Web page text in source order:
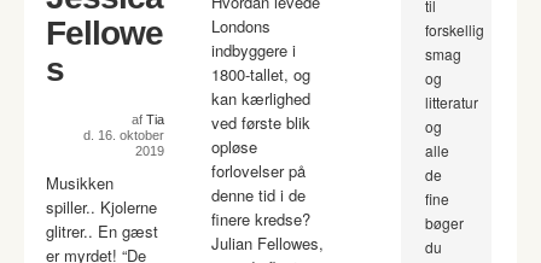
Fellowe
s
af Tia
d. 16. oktober
2019
Musikken
spiller.. Kjolerne
glitrer.. En gæst
er myrdet! “De
Londons
indbyggere i
1800-tallet, og
kan kærlighed
ved første blik
opløse
forlovelser på
denne tid i de
finere kredse?
Julian Fellowes,
til
forskellig
smag
og
litteratur
og
alle
de
fine
bøger
du